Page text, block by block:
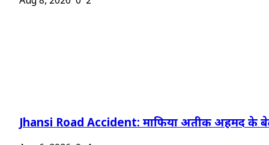
Jhansi Road Accident: माफिया अतीक अहमद के